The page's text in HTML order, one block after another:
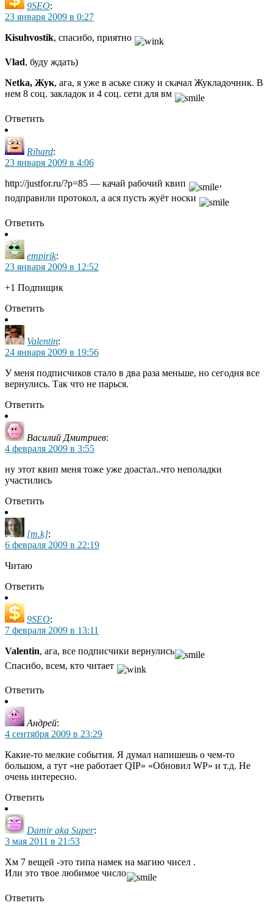
9SEO:
23 января 2009 в 0:27
Kisuhvostik, спасибо, приятно
Vlad, буду ждать)
Netka, Жук, ага, я уже в аське сижу и скачал Жукладочник. В
нем 8 соц. закладок и 4 соц. сети для вм
Ответить
Rihard:
23 января 2009 в 4:06
http://justfor.ru/?p=85 — качай рабочий квип
,
подправили протокол, а ася пусть жуёт носки
Ответить
empirik:
23 января 2009 в 12:52
+1 Подпищик
Ответить
Valentin:
24 января 2009 в 19:56
У меня подписчиков стало в два раза меньше, но сегодня все
вернулись. Так что не парься.
Ответить
Василий Дмитриев:
4 февраля 2009 в 3:55
ну этот квип меня тоже уже доастал..что неполадки
участились
Ответить
[m.k]:
6 февраля 2009 в 22:19
Читаю
Ответить
9SEO:
7 февраля 2009 в 13:11
Valentin, ага, все подписчики вернулись
Спасибо, всем, кто читает
Ответить
Андрей:
4 сентября 2009 в 23:29
Какие-то мелкие события. Я думал напишешь о чем-то
большом, а тут «не работает QIP» «Обновил WP» и т.д. Не
очень интересно.
Ответить
Damir aka Super:
3 мая 2011 в 21:53
Хм 7 вещей -это типа намек на магию чисел .
Или это твое любимое число
Ответить